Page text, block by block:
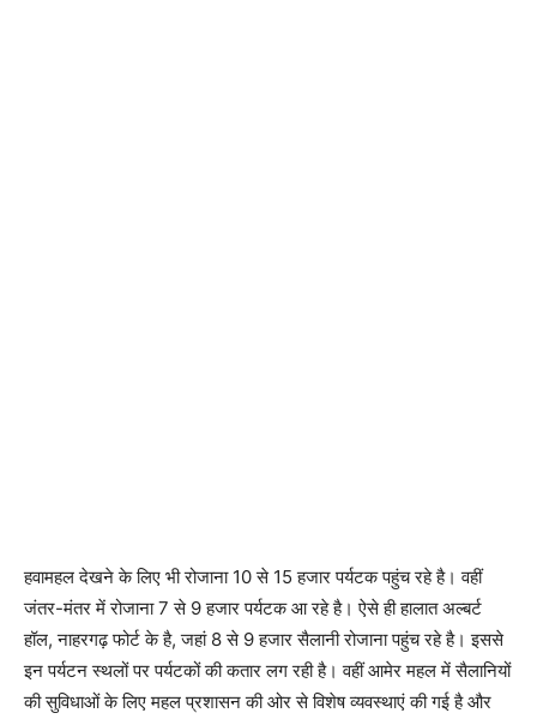
हवामहल देखने के लिए भी रोजाना 10 से 15 हजार पर्यटक पहुंच रहे है। वहीं
जंतर-मंतर में रोजाना 7 से 9 हजार पर्यटक आ रहे है। ऐसे ही हालात अल्बर्ट
हॉल, नाहरगढ़ फोर्ट के है, जहां 8 से 9 हजार सैलानी रोजाना पहुंच रहे है। इससे
इन पर्यटन स्थलों पर पर्यटकों की कतार लग रही है। वहीं आमेर महल में सैलानियों
की सुविधाओं के लिए महल प्रशासन की ओर से विशेष व्यवस्थाएं की गई है और